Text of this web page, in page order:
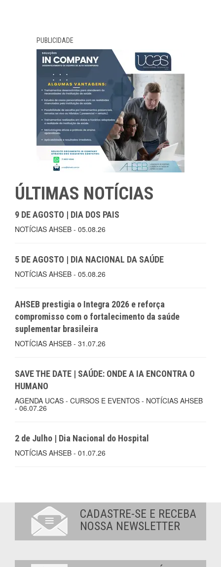
PUBLICIDADE
ÚLTIMAS NOTÍCIAS
9 DE AGOSTO | DIA DOS PAIS
NOTÍCIAS AHSEB - 05.08.26
5 DE AGOSTO | DIA NACIONAL DA SAÚDE
NOTÍCIAS AHSEB - 05.08.26
AHSEB prestigia o Integra 2026 e reforça
compromisso com o fortalecimento da saúde
suplementar brasileira
NOTÍCIAS AHSEB - 31.07.26
SAVE THE DATE | SAÚDE: ONDE A IA ENCONTRA O
HUMANO
AGENDA UCAS - CURSOS E EVENTOS - NOTÍCIAS AHSEB
- 06.07.26
2 de Julho | Dia Nacional do Hospital
NOTÍCIAS AHSEB - 01.07.26
CADASTRE-SE E RECEBA
NOSSA NEWSLETTER